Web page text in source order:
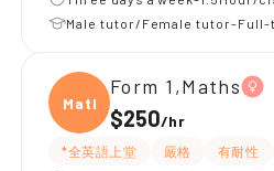
Male tutor/Female tutor-Full-
Maths
Form 1,Maths
$250/hr
*全英語上堂 嚴格 有耐性